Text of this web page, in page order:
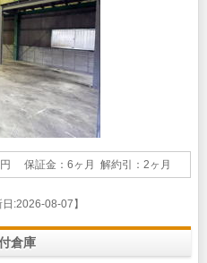
保証金：6ヶ月 解約引：2ヶ月
日:2026-08-07】
倉庫